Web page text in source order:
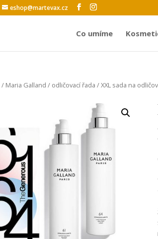
eshop@martevax.cz
Co umíme
/ Maria Galland / odličovací řada / XXL sada na